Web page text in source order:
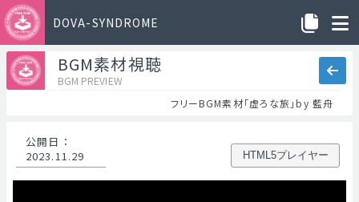
DOVA-SYNDROME
BGM素材視聴
BGM PREVIEW
フリーBGM素材「虚ろな旅」by 藍舟
公開日 ：
2023.11.29
HTML5プレイヤー